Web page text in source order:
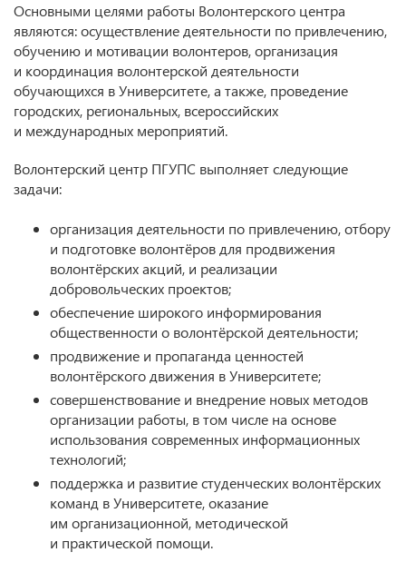
Основными целями работы Волонтерского центра
являются: осуществление деятельности по привлечению,
обучению и мотивации волонтеров, организация
и координация волонтерской деятельности
обучающихся в Университете, а также, проведение
городских, региональных, всероссийских
и международных мероприятий.
Волонтерский центр ПГУПС выполняет следующие
задачи:
организация деятельности по привлечению, отбору
и подготовке волонтёров для продвижения
волонтёрских акций, и реализации
добровольческих проектов;
обеспечение широкого информирования
общественности о волонтёрской деятельности;
продвижение и пропаганда ценностей
волонтёрского движения в Университете;
совершенствование и внедрение новых методов
организации работы, в том числе на основе
использования современных информационных
технологий;
поддержка и развитие студенческих волонтёрских
команд в Университете, оказание
им организационной, методической
и практической помощи.